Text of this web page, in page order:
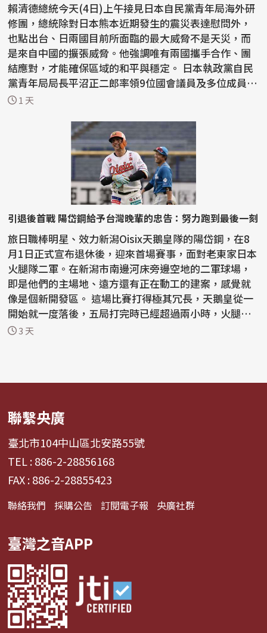
賴清德總統今天(4日)上午接見日本自民黨青年局海外研
修團，總統除對日本熊本近期發生的震災表達慰問外，
也點出台、日兩國目前所面臨的最大威脅不是天災，而
是來自中國的擴張威脅。他強調唯有兩國攜手合作、團
結應對，才能確保區域的和平與穩定。 日本執政黨自民
黨青年局局長平沼正二郎率領9位國會議員及多位成員
來...1 天
引退後首戰 陽岱鋼給予台灣晚輩的忠告：努力跑到最後一刻
旅日職棒明星、效力新潟Oisix天鵝皇隊的陽岱鋼，在8
月1日正式宣布退休後，迎來首場賽事，面對老東家日本
火腿隊二軍。在新潟市南邊河床旁邊空地的二軍球場，
即是他們的主場地、遠方還有正在動工的建案，感覺就
像是個新開發區。 這場比賽打得極其冗長，天鵝皇從一
開始就一度落後，五局打完時已經超過兩小時，火腿隊
已拿...
3 天
聯繫央廣
臺北市104中山區北安路55號
TEL : 886-2-28856168
FAX : 886-2-28855423
聯絡我們 採購公告 訂閱電子報 央廣社群
臺灣之音APP